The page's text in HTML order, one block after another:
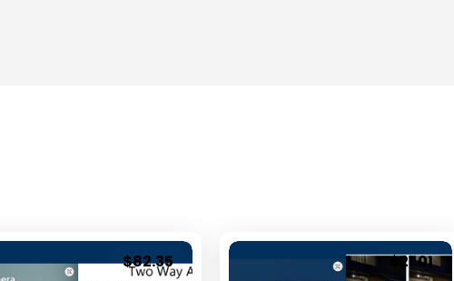
$82.35 $21.01